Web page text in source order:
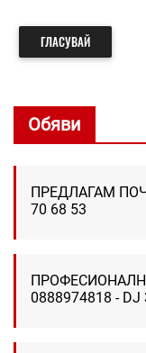
ГЛАСУВАЙ
Обяви
ПРЕДЛАГАМ
70 68 53
0888974818 -